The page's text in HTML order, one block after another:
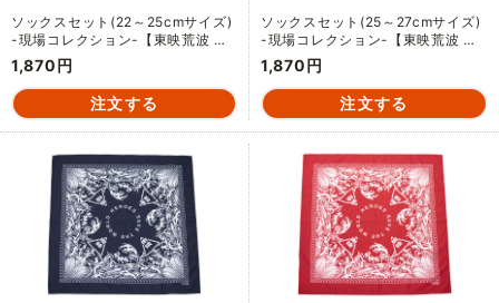
ソックスセット(22～25cmサイズ)
-現場コレクション-【東映荒波 …
1,870円
ソックスセット(25～27cmサイズ)
-現場コレクション-【東映荒波 …
1,870円